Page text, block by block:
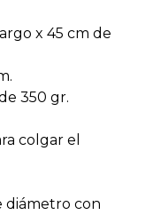
x 45 cm de
350 gr.
colgar el
diámetro con